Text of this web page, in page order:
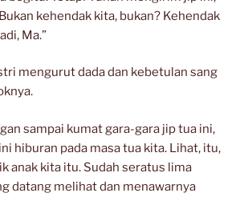
kehendak kita, bukan? Kehendak
Ma.”
mengurut dada dan kebetulan sang
sampai kumat gara-gara jip tua ini,
hiburan pada masa tua kita. Lihat, itu,
anak kita itu. Sudah seratus lima
datang melihat dan menawarnya